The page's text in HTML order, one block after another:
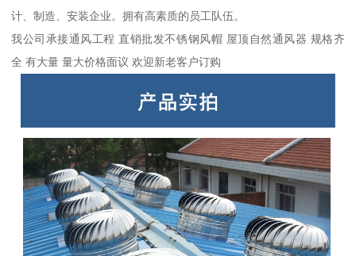
计、制造、安装企业。拥有高素质的员工队伍。
我公司承接通风工程 直销批发不锈钢风帽 屋顶自然通风器 规格齐
全 有大量 量大价格面议 欢迎新老客户订购